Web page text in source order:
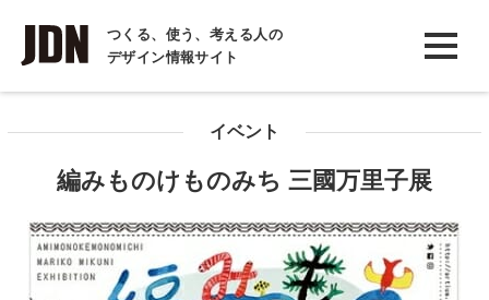
つくる、使う、考える人の
デザイン情報サイト
INTERVIEW
インタビュー
コラム
イベント
編みものけものみち 三國万里子展